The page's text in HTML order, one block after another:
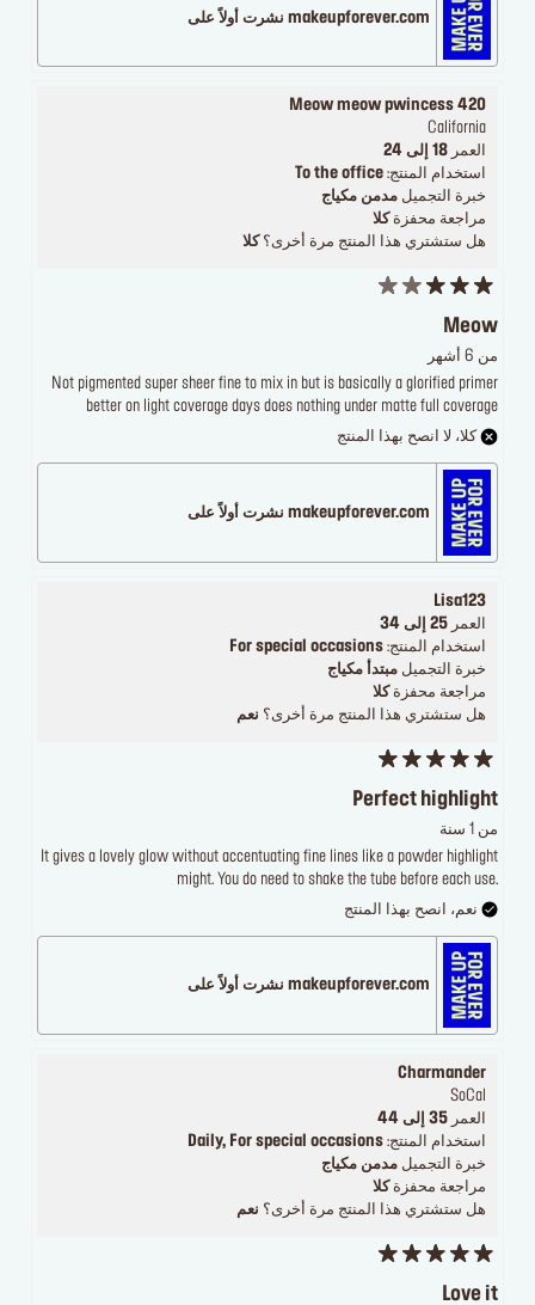
makeupforever.com نشرت أولاً على
Meow meow pwincess 420
California
العمر 18 إلى 24
استخدام المنتج: To the office
خبرة التجميل مدمن مكياج
مراجعة محفزة كلا
هل ستشتري هذا المنتج مرة أخرى؟ كلا
Meow
من 6 أشهر
Not pigmented super sheer fine to mix in but is basically a glorified primer
better on light coverage days does nothing under matte full coverage
كلا، لا انصح بهذا المنتج
makeupforever.com نشرت أولاً على
Lisa123
العمر 25 إلى 34
استخدام المنتج: For special occasions
خبرة التجميل مبتدأ مكياج
مراجعة محفزةكلا
هل ستشتري هذا المنتج مرة أخرى؟ نعم
Perfect highlight
من 1 سنة
It gives a lovely glow without accentuating fine lines like a powder highlight
might. You do need to shake the tube before each use.
نعم، انصح بهذا المنتج
makeupforever.com نشرت أولاً على
Charmander
SoCal
العمر 35 إلى 44
استخدام المنتج: Daily, For special occasions
خبرة التجميل مدمن مكياج
مراجعة محفزة كلا
هل ستشتري هذا المنتج مرة أخرى؟ نعم
Love it